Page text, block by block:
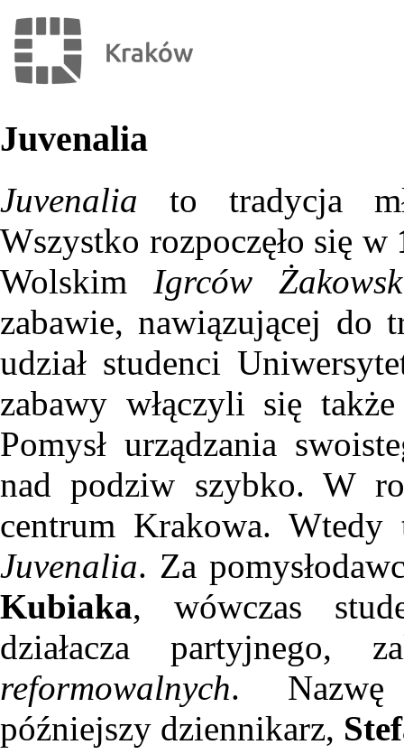
Juvenalia
Juvenalia to tradycja
Wszystko rozpoczęło się w
Wolskim Igrców
zabawie, nawiązującej do
udział studenci
zabawy włączyli się
Pomysł urządzania
nad podziw szybko. W
centrum Krakowa.
Juvenalia. Za
Kubiaka, wówczas
działacza
reformowalnych.
późniejszy dziennikarz,